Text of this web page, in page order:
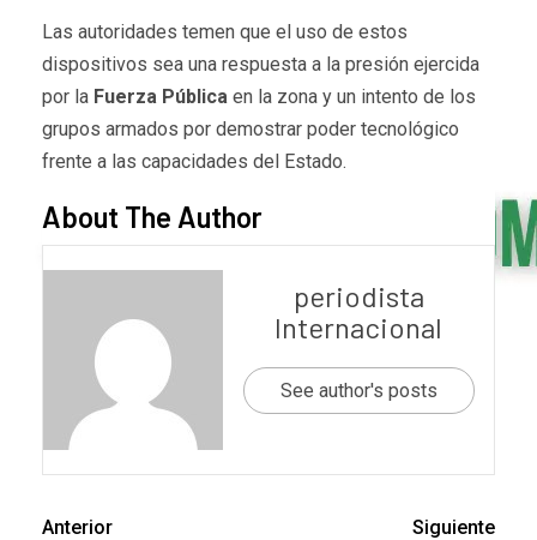
Las autoridades temen que el uso de estos
dispositivos sea una respuesta a la presión ejercida
por la Fuerza Pública en la zona y un intento de los
grupos armados por demostrar poder tecnológico
frente a las capacidades del Estado.
About The Author
periodista
Internacional
See author's posts
Anterior
Siguiente